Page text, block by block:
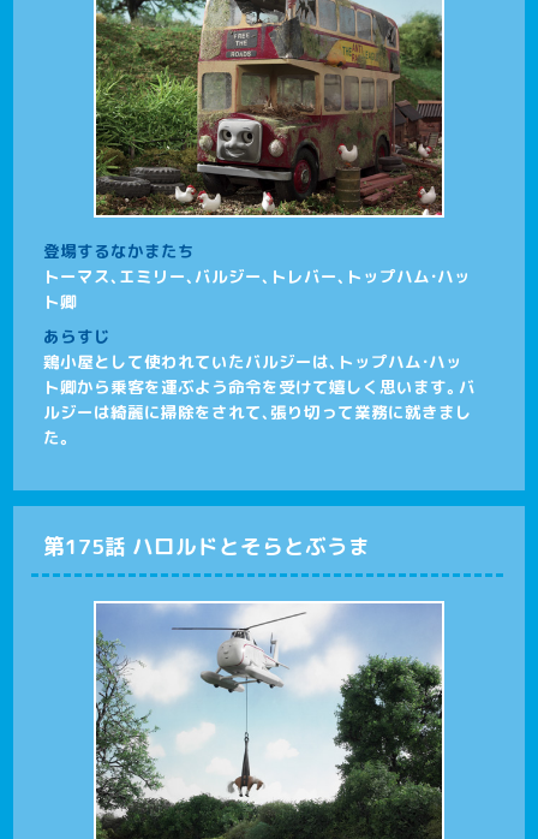
登場するなかまたち
トーマス、エミリー、バルジー、トレバー、トップハム・ハッ
ト卿
あらすじ
鶏小屋として使われていたバルジーは、トップハム・ハッ
ト卿から乗客を運ぶよう命令を受けて嬉しく思います。バ
ルジーは綺麗に掃除をされて、張り切って業務に就きまし
た。
第175話 ハロルドとそらとぶうま